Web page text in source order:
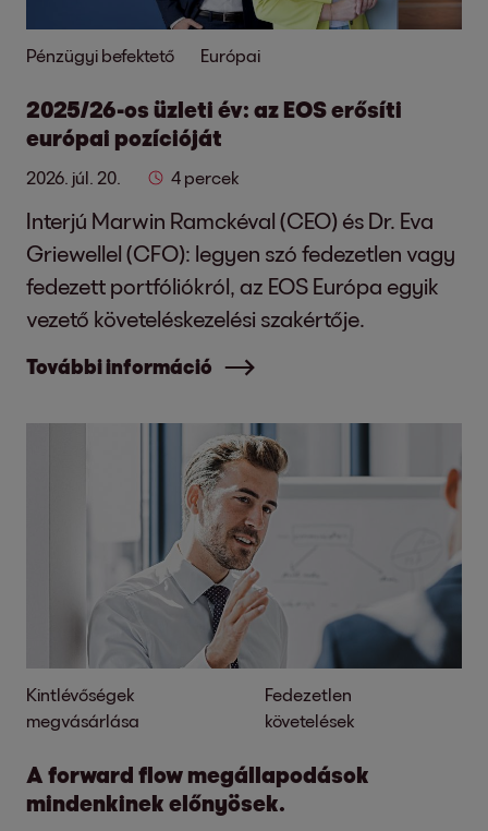
Pénzügyi befektető Európai
2025/26-os üzleti év: az EOS erősíti
európai pozícióját
2026. júl. 20. 4 percek
Interjú Marwin Ramckéval (CEO) és Dr. Eva
Griewellel (CFO): legyen szó fedezetlen vagy
fedezett portfóliókról, az EOS Európa egyik
vezető követeléskezelési szakértője.
További információ
Kintlévőségek
megvásárlása
Fedezetlen
követelések
A forward flow megállapodások
mindenkinek előnyösek.